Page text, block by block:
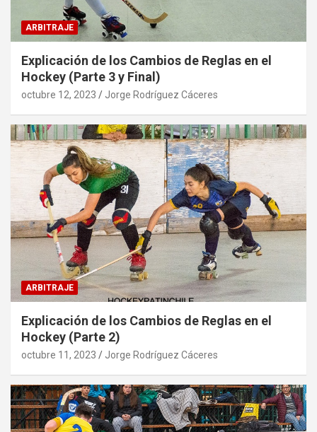
ARBITRAJE
Explicación de los Cambios de Reglas en el
Hockey (Parte 3 y Final)
octubre 12, 2023 Jorge Rodríguez Cáceres
ARBITRAJE
Explicación de los Cambios de Reglas en el
Hockey (Parte 2)
octubre 11, 2023 Jorge Rodríguez Cáceres